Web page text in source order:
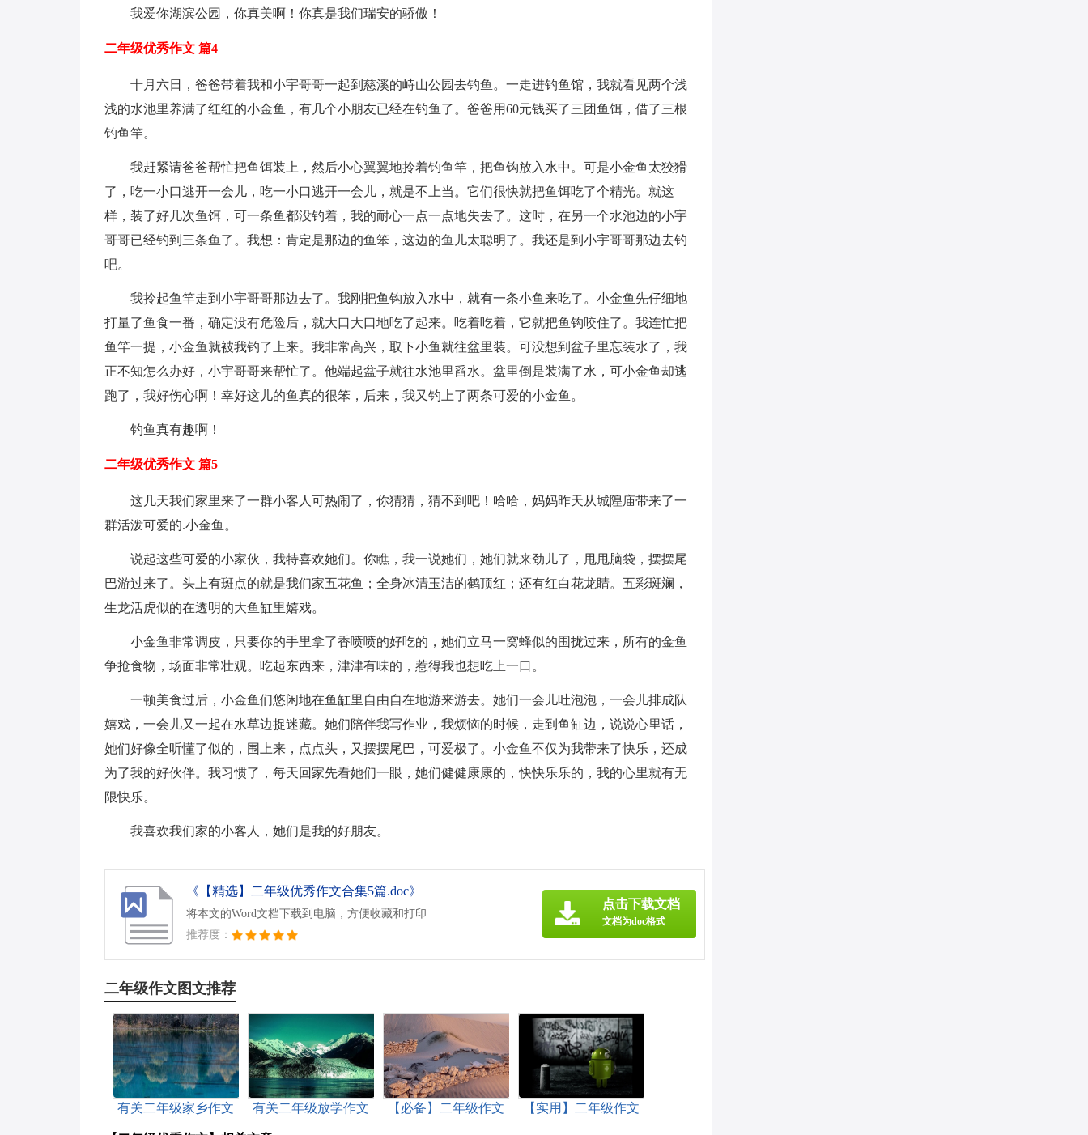
我爱你湖滨公园，你真美啊！你真是我们瑞安的骄傲！
二年级优秀作文 篇4
十月六日，爸爸带着我和小宇哥哥一起到慈溪的峙山公园去钓鱼。一走进钓鱼馆，我就看见两个浅
浅的水池里养满了红红的小金鱼，有几个小朋友已经在钓鱼了。爸爸用60元钱买了三团鱼饵，借了三根
钓鱼竿。
我赶紧请爸爸帮忙把鱼饵装上，然后小心翼翼地拎着钓鱼竿，把鱼钩放入水中。可是小金鱼太狡猾
了，吃一小口逃开一会儿，吃一小口逃开一会儿，就是不上当。它们很快就把鱼饵吃了个精光。就这
样，装了好几次鱼饵，可一条鱼都没钓着，我的耐心一点一点地失去了。这时，在另一个水池边的小宇
哥哥已经钓到三条鱼了。我想：肯定是那边的鱼笨，这边的鱼儿太聪明了。我还是到小宇哥哥那边去钓
吧。
我拎起鱼竿走到小宇哥哥那边去了。我刚把鱼钩放入水中，就有一条小鱼来吃了。小金鱼先仔细地
打量了鱼食一番，确定没有危险后，就大口大口地吃了起来。吃着吃着，它就把鱼钩咬住了。我连忙把
鱼竿一提，小金鱼就被我钓了上来。我非常高兴，取下小鱼就往盆里装。可没想到盆子里忘装水了，我
正不知怎么办好，小宇哥哥来帮忙了。他端起盆子就往水池里舀水。盆里倒是装满了水，可小金鱼却逃
跑了，我好伤心啊！幸好这儿的鱼真的很笨，后来，我又钓上了两条可爱的小金鱼。
钓鱼真有趣啊！
二年级优秀作文 篇5
这几天我们家里来了一群小客人可热闹了，你猜猜，猜不到吧！哈哈，妈妈昨天从城隍庙带来了一
群活泼可爱的.小金鱼。
说起这些可爱的小家伙，我特喜欢她们。你瞧，我一说她们，她们就来劲儿了，甩甩脑袋，摆摆尾
巴游过来了。头上有斑点的就是我们家五花鱼；全身冰清玉洁的鹤顶红；还有红白花龙睛。五彩斑斓，
生龙活虎似的在透明的大鱼缸里嬉戏。
小金鱼非常调皮，只要你的手里拿了香喷喷的好吃的，她们立马一窝蜂似的围拢过来，所有的金鱼
争抢食物，场面非常壮观。吃起东西来，津津有味的，惹得我也想吃上一口。
一顿美食过后，小金鱼们悠闲地在鱼缸里自由自在地游来游去。她们一会儿吐泡泡，一会儿排成队
嬉戏，一会儿又一起在水草边捉迷藏。她们陪伴我写作业，我烦恼的时候，走到鱼缸边，说说心里话，
她们好像全听懂了似的，围上来，点点头，又摆摆尾巴，可爱极了。小金鱼不仅为我带来了快乐，还成
为了我的好伙伴。我习惯了，每天回家先看她们一眼，她们健健康康的，快快乐乐的，我的心里就有无
限快乐。
我喜欢我们家的小客人，她们是我的好朋友。
《【精选】二年级优秀作文合集5篇.doc》
将本文的Word文档下载到电脑，方便收藏和打印
推荐度：
点击下载文档
文档为doc格式
二年级作文图文推荐
有关二年级家乡作文
有关二年级放学作文
【必备】二年级作文
【实用】二年级作文